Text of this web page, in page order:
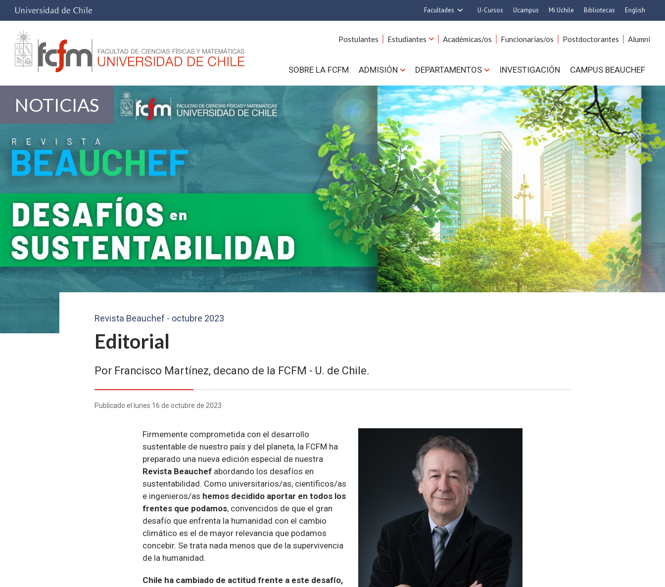
Facultades
Ciencias
Cs. Agronómicas
Cs. Veterinarias y Pecuarias
Comunicación e Imagen
Derecho
Economía y Negocios
Filosofía y Humanidades
Gobierno
Medicina
Odontología
Estudios Avanzados en Educación
Estudios Internacionales
Nutrición y Tecnología de
Alimentos
Bachillerato
Hospital Clínico
U-Cursos Ucampus Mi Uchile Bibliotecas English
Postulantes Estudiantes Académicas/os Funcionarias/os Postdoctorantes Alumni
SOBRE LA FCFM ADMISIÓN DEPARTAMENTOS INVESTIGACIÓN CAMPUS BEAUCHEF
NOTICIAS
Revista Beauchef - octubre 2023
Editorial
Por Francisco Martínez, decano de la FCFM - U. de Chile.
Publicado el lunes 16 de octubre de 2023
Firmemente comprometida con el desarrollo
sustentable de nuestro país y del planeta, la FCFM ha
preparado una nueva edición especial de nuestra
Revista Beauchef abordando los desafíos en
sustentabilidad. Como universitarios/as, científicos/as
e ingenieros/as hemos decidido aportar en todos los
frentes que podamos, convencidos de que el gran
desafío que enfrenta la humanidad con el cambio
climático es el de mayor relevancia que podamos
concebir. Se trata nada menos que de la supervivencia
de la humanidad.
Chile ha cambiado de actitud frente a este desafío,